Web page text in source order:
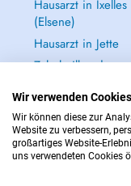
Hausarzt in Ixelles
(Elsene)
Hausarzt in Jette
Zahnheilkunde
Brüssel
Alle anzeigen →
Wir verwenden Cookies
Wir können diese zur
Website zu verbessern,
großartiges Website-
uns verwendeten Cookies